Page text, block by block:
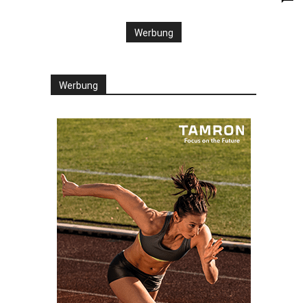
Werbung
Werbung